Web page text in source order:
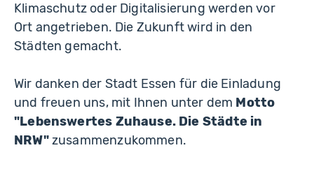
Klimaschutz oder Digitalisierung werden vor
Ort angetrieben. Die Zukunft wird in den
Städten gemacht.
Wir danken der Stadt Essen für die Einladung
und freuen uns, mit Ihnen unter dem Motto
"Lebenswertes Zuhause. Die Städte in
NRW"zusammenzukommen.